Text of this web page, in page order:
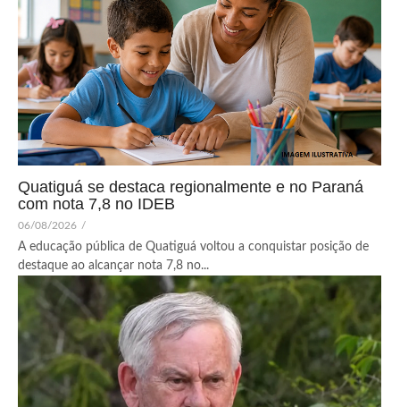
Quatiguá se destaca regionalmente e no Paraná
com nota 7,8 no IDEB
06/08/2026 /
A educação pública de Quatiguá voltou a conquistar posição de
destaque ao alcançar nota 7,8 no...